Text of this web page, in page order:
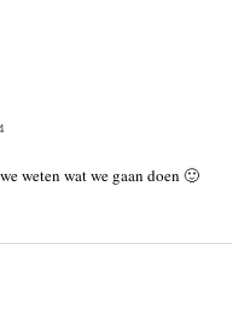
weten wat we gaan doen 🙂